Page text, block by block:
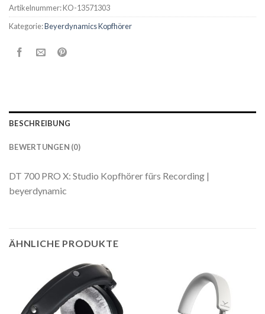
Artikelnummer:KO-13571303
Kategorie:Beyerdynamics Kopfhörer
BESCHREIBUNG
BEWERTUNGEN (0)
DT 700 PRO X: Studio Kopfhörer fürs Recording |
beyerdynamic
ÄHNLICHE PRODUKTE